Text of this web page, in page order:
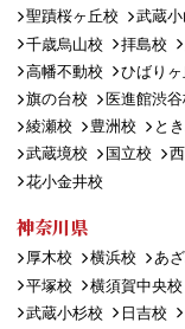
聖蹟桜ヶ丘校
武蔵
千歳烏山校
拝島校
高幡不動校
ひばり
旗の台校
医進館渋谷
綾瀬校
豊洲校 と
武蔵境校
国立校
花小金井校
神奈川県
厚木校 横浜校 あ
平塚校
横須賀中央校
武蔵小杉校
日吉校